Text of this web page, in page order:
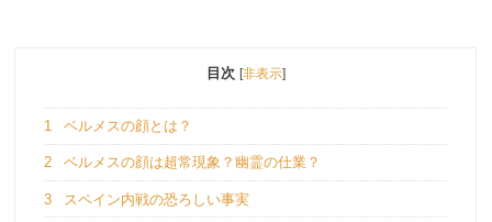
目次 [非表示]
1 ベルメスの顔とは？
2 ベルメスの顔は超常現象？幽霊の仕業？
3 スペイン内戦の恐ろしい事実